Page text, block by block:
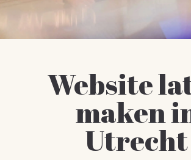
Website
maken
Utrecht